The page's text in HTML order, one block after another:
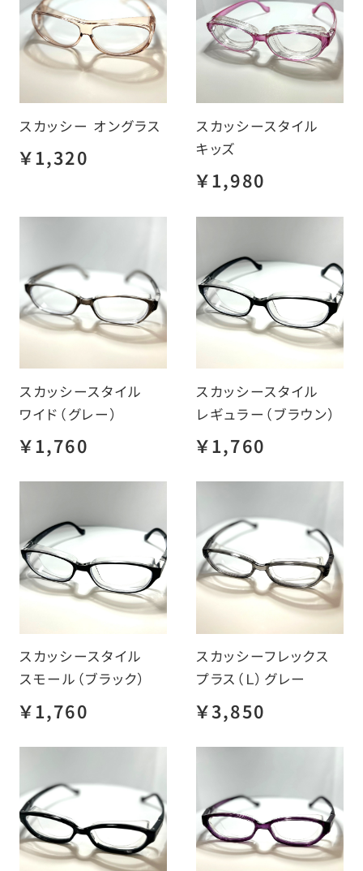
スカッシー オングラス
￥1,320
スカッシースタイル
キッズ
￥1,980
スカッシースタイル
ワイド（グレー）
￥1,760
スカッシースタイル
レギュラー（ブラウン）
￥1,760
スカッシースタイル
スモール（ブラック）
￥1,760
スカッシーフレックス
プラス（Ｌ）グレー
￥3,850